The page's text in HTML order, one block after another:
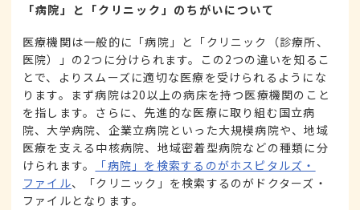
「病院」と「クリニック」のちがいについて
医療機関は一般的に「病院」と「クリニック（診療所、
医院）」の2つに分けられます。この2つの違いを知るこ
とで、よりスムーズに適切な医療を受けられるようにな
ります。まず病院は20以上の病床を持つ医療機関のこと
を指します。さらに、先進的な医療に取り組む国立病
院、大学病院、企業立病院といった大規模病院や、地域
医療を支える中核病院、地域密着型病院などの種類に分
けられます。
「病院」を検索するのがホスピタルズ・
ファイル、「クリニック」を検索するのがドクターズ・
ファイルとなります。